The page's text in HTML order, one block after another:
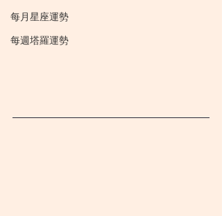
每月星座運勢
每週塔羅運勢